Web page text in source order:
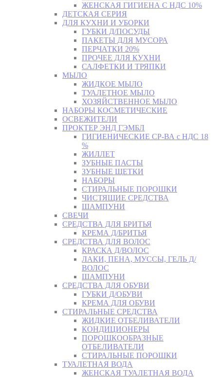
ЖЕНСКАЯ ГИГИЕНА С НДС 10%
ДЕТСКАЯ СЕРИЯ
ДЛЯ КУХНИ И УБОРКИ
ГУБКИ Д/ПОСУДЫ
ПАКЕТЫ ДЛЯ МУСОРА
ПЕРЧАТКИ 20%
ПРОЧЕЕ ДЛЯ КУХНИ
САЛФЕТКИ И ТРЯПКИ
МЫЛО
ЖИДКОЕ МЫЛО
ТУАЛЕТНОЕ МЫЛО
ХОЗЯЙСТВЕННОЕ МЫЛО
НАБОРЫ КОСМЕТИЧЕСКИЕ
ОСВЕЖИТЕЛИ
ПРОКТЕР ЭНД ГЭМБЛ
ГИГИЕНИЧЕСКИЕ СР-ВА с НДС 18
%
ЖИЛЛЕТ
ЗУБНЫЕ ПАСТЫ
ЗУБНЫЕ ЩЕТКИ
НАБОРЫ
СТИРАЛЬНЫЕ ПОРОШКИ
ЧИСТЯЩИЕ СРЕДСТВА
ШАМПУНИ
СВЕЧИ
СРЕДСТВА ДЛЯ БРИТЬЯ
КРЕМА Д/БРИТЬЯ
СРЕДСТВА ДЛЯ ВОЛОС
КРАСКА Д/ВОЛОС
ЛАКИ, ПЕНА, МУССЫ, ГЕЛЬ Д/
ВОЛОС
ШАМПУНИ
СРЕДСТВА ДЛЯ ОБУВИ
ГУБКИ Д/ОБУВИ
КРЕМА ДЛЯ ОБУВИ
СТИРАЛЬНЫЕ СРЕДСТВА
ЖИДКИЕ ОТБЕЛИВАТЕЛИ
КОНДИЦИОНЕРЫ
ПОРОШКООБРАЗНЫЕ
ОТБЕЛИВАТЕЛИ
СТИРАЛЬНЫЕ ПОРОШКИ
ТУАЛЕТНАЯ ВОДА
ЖЕНСКАЯ ТУАЛЕТНАЯ ВОДА